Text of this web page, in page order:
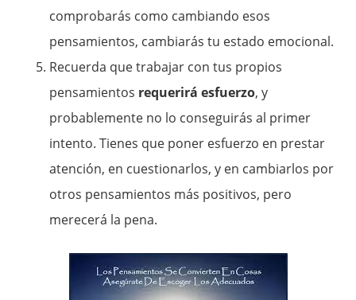
comprobarás como cambiando esos
pensamientos, cambiarás tu estado emocional.
Recuerda que trabajar con tus propios
pensamientos requerirá esfuerzo, y
probablemente no lo conseguirás al primer
intento. Tienes que poner esfuerzo en prestar
atención, en cuestionarlos, y en cambiarlos por
otros pensamientos más positivos, pero
merecerá la pena.